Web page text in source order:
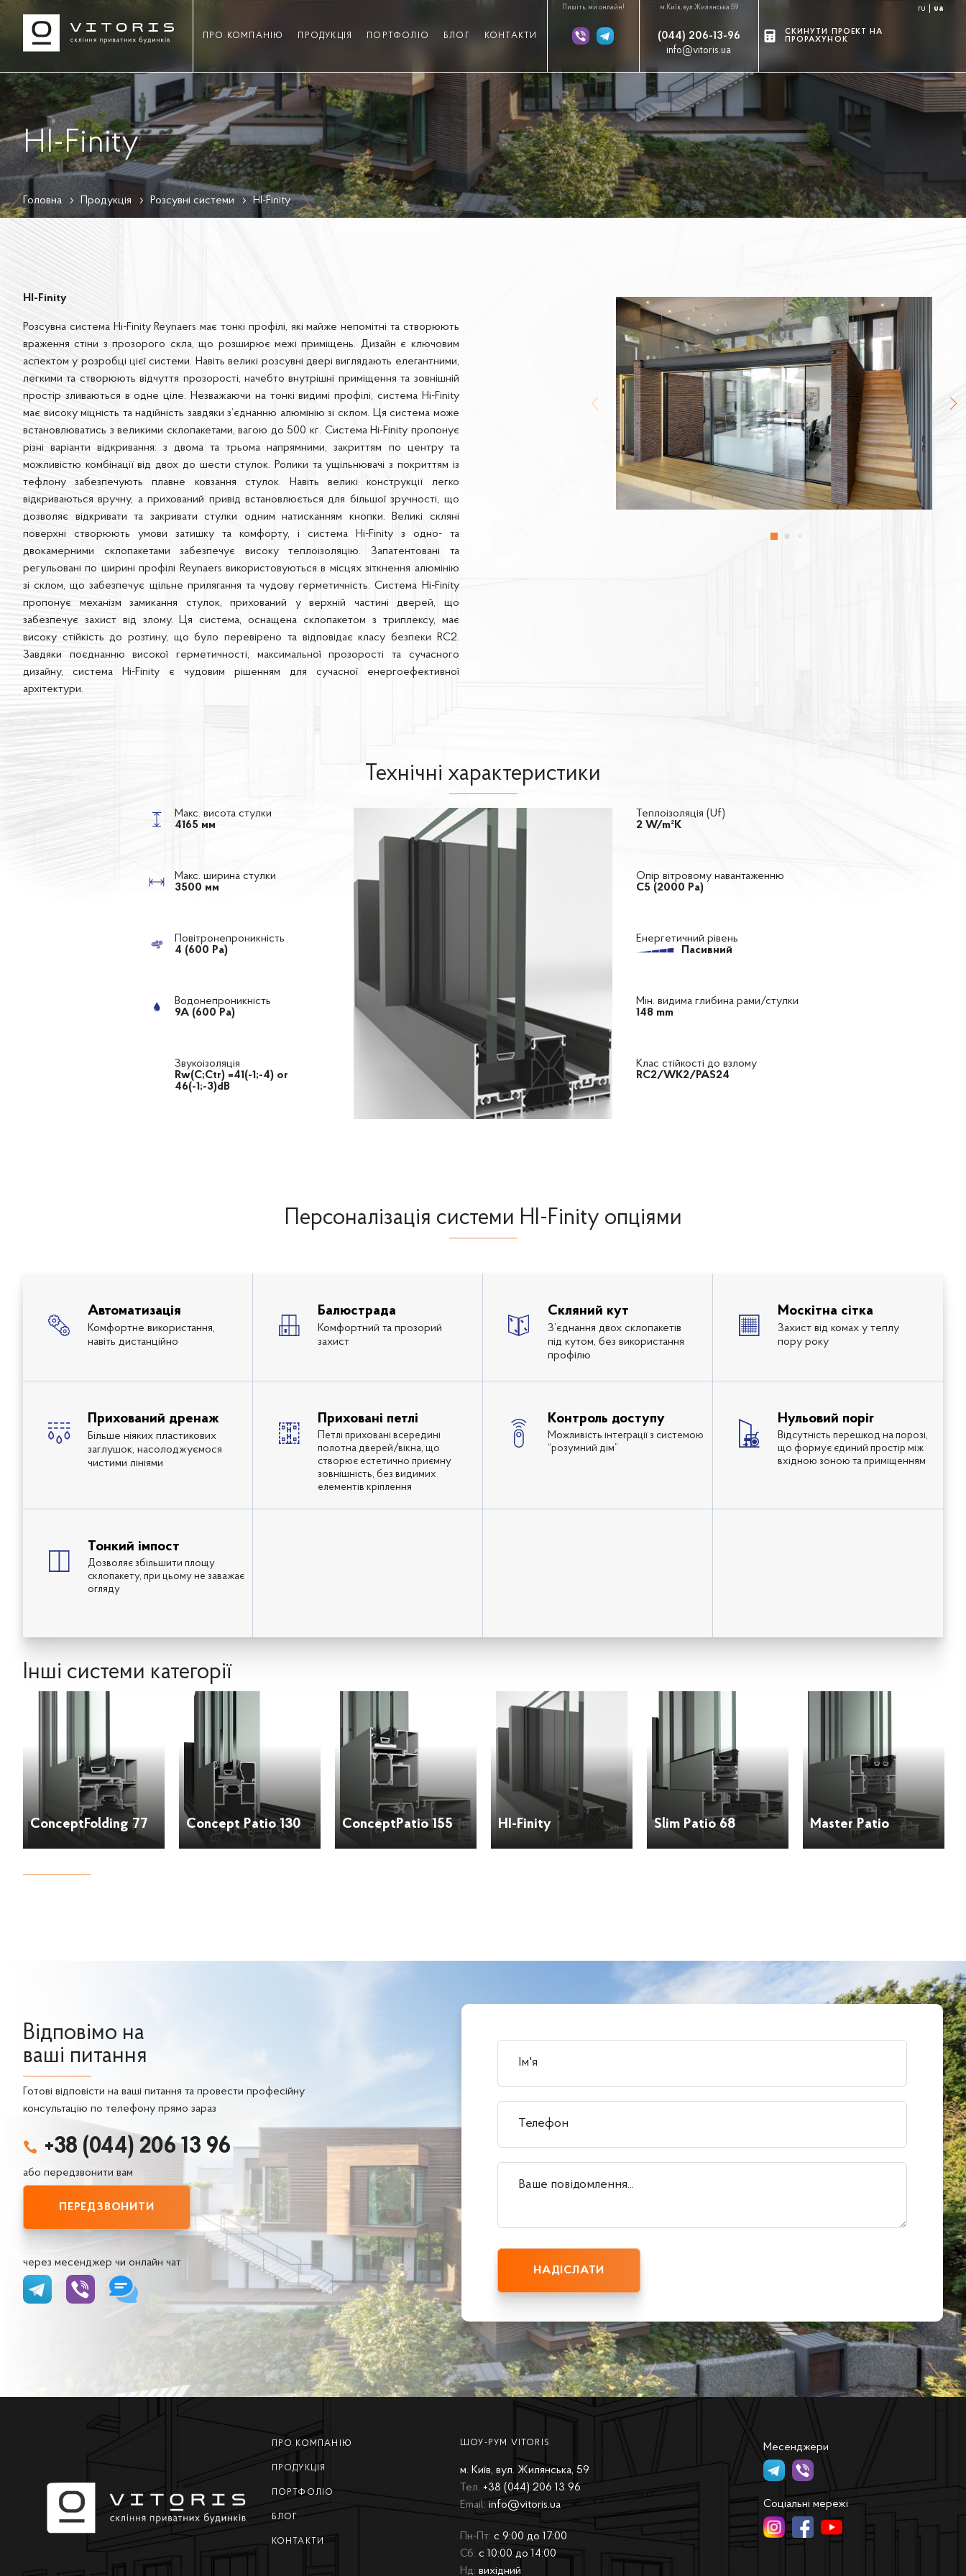
ПРО КОМПАНІЮ ПРОДУКЦІЯ ПОРТФОЛІО БЛОГ КОНТАКТИ
Пишіть, ми онлайн! м.Київ, вул.Жилянська 59
(044) 206-13-96
info@vitoris.ua
ru ua
СКИНУТИ ПРОЕКТ НА
ПРОРАХУНОК
HI-Finity
Головна Продукція Розсувні системи HI-Finity
HI-Finity
Розсувна система Hi-Finity Reynaers має тонкі профілі, які майже непомітні та створюють
враження стіни з прозорого скла, що розширює межі приміщень. Дизайн є ключовим
аспектом у розробці цієї системи. Навіть великі розсувні двері виглядають елегантними,
легкими та створюють відчуття прозорості, начебто внутрішні приміщення та зовнішній
простір зливаються в одне ціле. Незважаючи на тонкі видимі профілі, система Hi-Finity
має високу міцність та надійність завдяки з’єднанню алюмінію зі склом. Ця система може
встановлюватись з великими склопакетами, вагою до 500 кг. Система Hi-Finity пропонує
різні варіанти відкривання: з двома та трьома напрямними, закриттям по центру та
можливістю комбінації від двох до шести стулок. Ролики та ущільнювачі з покриттям із
тефлону забезпечують плавне ковзання стулок. Навіть великі конструкції легко
відкриваються вручну, а прихований привід встановлюється для більшої зручності, що
дозволяє відкривати та закривати стулки одним натисканням кнопки. Великі скляні
поверхні створюють умови затишку та комфорту, і система Hi-Finity з одно- та
двокамерними склопакетами забезпечує високу теплоізоляцію. Запатентовані та
регульовані по ширині профілі Reynaers використовуються в місцях зіткнення алюмінію
зі склом, що забезпечує щільне прилягання та чудову герметичність. Система Hi-Finity
пропонує механізм замикання стулок, прихований у верхній частині дверей, що
забезпечує захист від злому. Ця система, оснащена склопакетом з триплексу, має
високу стійкість до розтину, що було перевірено та відповідає класу безпеки RC2.
Завдяки поєднанню високої герметичності, максимальної прозорості та сучасного
дизайну, система Hi-Finity є чудовим рішенням для сучасної енергоефективної
архітектури.
Технічні характеристики
Макс. висота стулки
4165 мм
Макс. ширина стулки
3500 мм
Повітронепроникність
4 (600 Ра)
Водонепроникність
9А (600 Ра)
Звукоізоляція
Rw(C;Ctr) =41(-1;-4) or
46(-1;-3)dB
Теплоізоляція (Uf)
2 W/m²K
Опір вітровому навантаженню
C5 (2000 Ра)
Енергетичний рівень
Пасивний
Мін. видима глибина рами/стулки
148 mm
Клас стійкості до взлому
RC2/WK2/PAS24
Персоналізація системи HI-Finity опціями
Автоматизація
Комфортне використання,
навіть дистанційно
Балюстрада
Комфортний та прозорий
захист
Скляний кут
З’єднання двох склопакетів
під кутом, без використання
профілю
Москітна сітка
Захист від комах у теплу
пору року
Прихований дренаж
Більше ніяких пластикових
заглушок, насолоджуємося
чистими лініями
Приховані петлі
Петлі приховані всередині
полотна дверей/вікна, що
створює естетично приємну
зовнішність, без видимих
елементів кріплення
Контроль доступу
Можливість інтеграції з системою
“розумний дім”
Нульовий поріг
Відсутність перешкод на порозі,
що формує єдиний простір між
вхідною зоною та приміщенням
Тонкий імпост
Дозволяє збільшити площу
склопакету, при цьому не заважає
огляду
Інші системи категорії
ConceptFolding 77 Concept Patio 130 ConceptPatio 155 HI-Finity Slim Patio 68 Master Patio
Відповімо на
ваші питання
Готові відповісти на ваші питання та провести професійну
консультацію по телефону прямо зараз
 +38 (044) 206 13 96
або передзвонити вам
ПЕРЕДЗВОНИТИ
через месенджер чи онлайн чат
ПРО КОМПАНІЮ
ПРОДУКЦІЯ
ПОРТФОЛІО
БЛОГ
КОНТАКТИ
ШОУ-РУМ VITORIS
м. Київ, вул. Жилянська, 59
Тел. +38 (044) 206 13 96
Email: info@vitoris.ua
Пн-Пт: с 9:00 до 17:00
Сб: с 10:00 до 14:00
Нд: вихідний
Месенджери
Соціальні мережі